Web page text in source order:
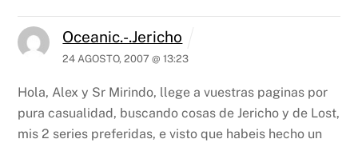
Oceanic.-.Jericho
24 AGOSTO, 2007 @ 13:23
Hola, Alex y Sr Mirindo, llege a vuestras paginas por
pura casualidad, buscando cosas de Jericho y de Lost,
mis 2 series preferidas, e visto que habeis hecho un